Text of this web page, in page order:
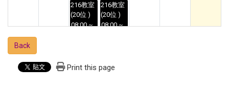
216教室
(20位 )
08:00 ~
216教室
(20位 )
08:00 ~
11:01 ~
Back
Print this page